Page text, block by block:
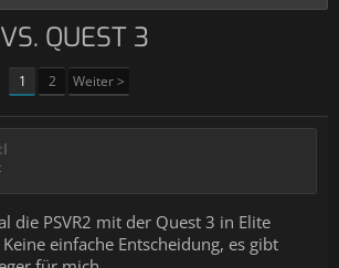
QUEST 3
1 2 Weiter >
die PSVR2 mit der Quest 3 in Elite
einfache Entscheidung, es gibt